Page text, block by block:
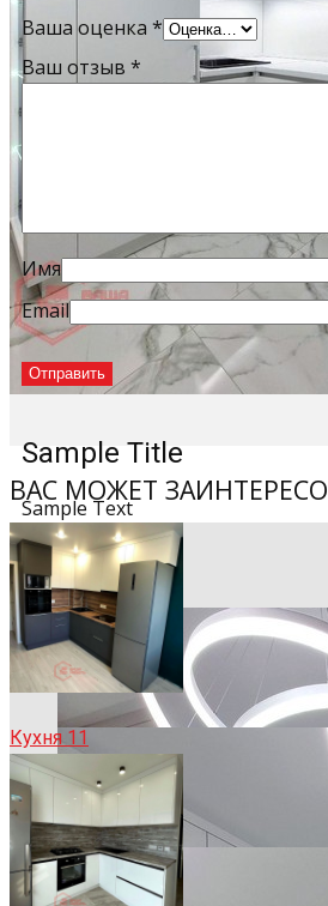
Sample Title
Sample Text
Ваша оценка *
Ваш отзыв *
Имя
Email
ВАС МОЖЕТ
Кухня 11